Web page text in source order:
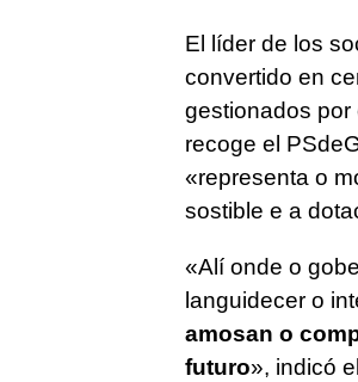
El líder de los
convertido en
gestionados por
recoge el
«representa o
sostible e a
«Alí onde o
languidecer o
amosan o
futuro», indicó